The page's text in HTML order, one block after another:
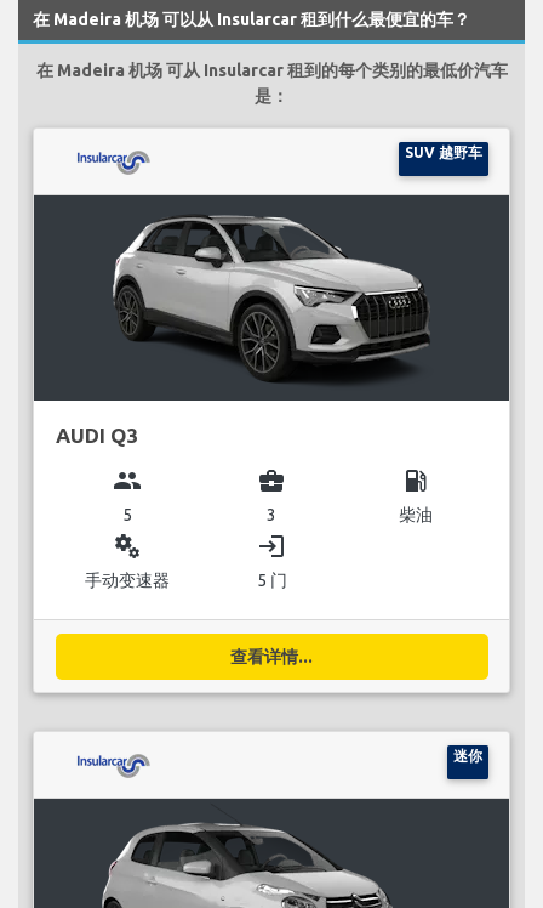
在 Madeira 机场 可以从 Insularcar 租到什么最便宜的车？
在 Madeira 机场 可从 Insularcar 租到的每个类别的最低价汽车
是：
SUV 越野车
AUDI Q3
group
5
business_center
3
local_gas_station
柴油
miscellaneous_services
手动变速器
login
5 门
查看详情...
迷你